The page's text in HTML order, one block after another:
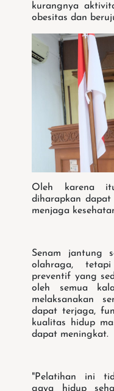
kurangnya
obesitas dan
Oleh karena
diharapkan
menjaga
Senam jantung
olahraga,
preventif yang
oleh semua
melaksanakan
dapat terjaga,
kualitas hidup
dapat meningkat.
"Pelatihan ini
gaya hidup